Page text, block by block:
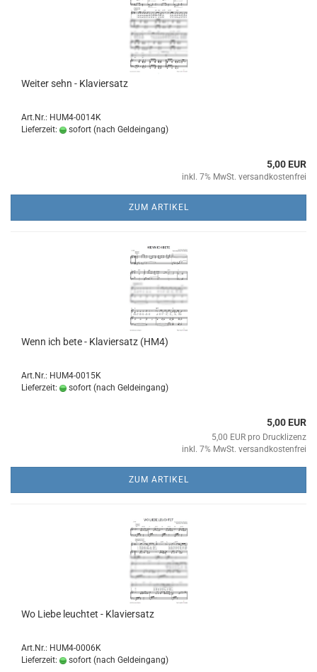
Wei­ter sehn - Kla­vier­satz
Art.Nr.: HUM4-0014K
Lieferzeit:
sofort (nach Geldeingang)
5,00 EUR
inkl. 7% MwSt. versandkostenfrei
ZUM ARTIKEL
Wenn ich bete - Kla­vier­satz (HM4)
Art.Nr.: HUM4-0015K
Lieferzeit:
sofort (nach Geldeingang)
5,00 EUR
5,00 EUR pro Drucklizenz
inkl. 7% MwSt. versandkostenfrei
ZUM ARTIKEL
Wo Liebe leuch­tet - Kla­vier­satz
Art.Nr.: HUM4-0006K
Lieferzeit:
sofort (nach Geldeingang)